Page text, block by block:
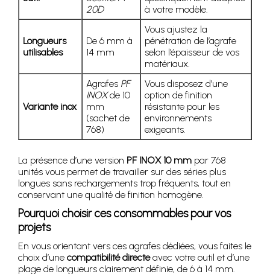
20D
à votre modèle.
Longueurs
utilisables
De 6 mm à
14 mm
Vous ajustez la
pénétration de l’agrafe
selon l’épaisseur de vos
matériaux.
Variante inox
Agrafes PF
INOXde 10
mm
(sachet de
768)
Vous disposez d’une
option de finition
résistante pour les
environnements
exigeants.
La présence d’une version PF INOX 10 mm par 768
unités vous permet de travailler sur des séries plus
longues sans rechargements trop fréquents, tout en
conservant une qualité de finition homogène.
Pourquoi choisir ces consommables pour vos
projets
En vous orientant vers ces agrafes dédiées, vous faites le
choix d’une compatibilité directeavec votre outil et d’une
plage de longueurs clairement définie, de 6 à 14 mm.